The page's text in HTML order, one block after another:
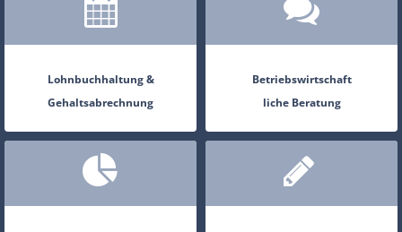
Lohnbuchhaltung &
Gehaltsabrechnung
Betriebswirtschaft
liche Beratung